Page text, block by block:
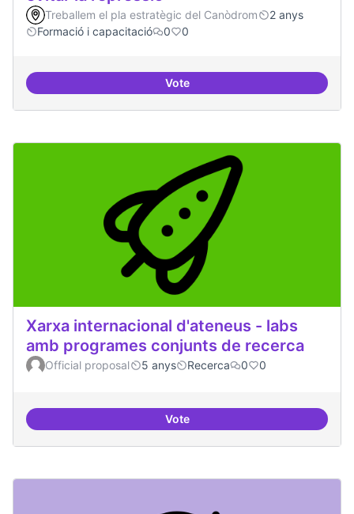
Treballem el pla estratègic del Canòdrom
2 anys
Formació i capacitació
0 0
VoteTècniques de seguretat digital
Xarxa internacional d'ateneus - labs
amb programes conjunts de recerca
Official proposal 5 anys Recerca 0 0
VoteXarxa internacional d'ateneus -